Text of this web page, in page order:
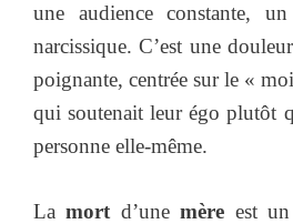
une audience constante,
narcissique. C’est une
poignante, centrée sur le «
qui soutenait leur égo plutôt
personne elle-même.
Lamort d’unemère est